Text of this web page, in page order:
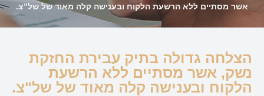
אשר מסתיים ללא הרשעת הלקוח ובענישה קלה מאוד של של”צ.
הצלחה גדולה בתיק עבירת החזקת
נשק, אשר מסתיים ללא הרשעת
הלקוח ובענישה קלה מאוד של של"צ.